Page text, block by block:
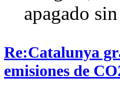
apagado
Re:Catalunya
emisiones de